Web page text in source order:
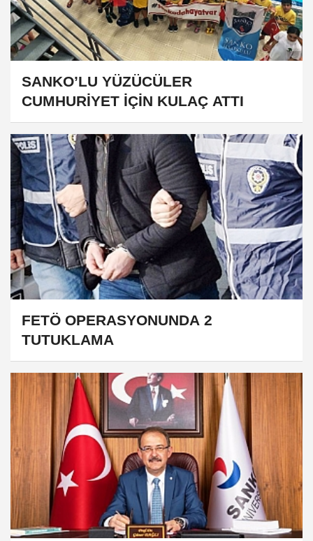
SANKO’LU YÜZÜCÜLER
CUMHURİYET İÇİN KULAÇ ATTI
FETÖ OPERASYONUNDA 2
TUTUKLAMA